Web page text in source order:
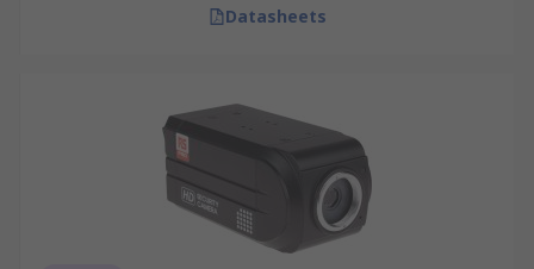
送貨方法
。如需報價，亦可透過網上
報價服務提出需求。亦可搭配
、
，建立完整的安全監控解決方案。
Datasheets